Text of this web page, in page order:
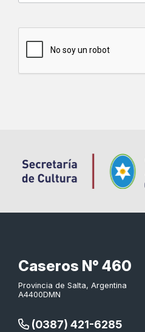
Caseros N° 460
Provincia de Salta, Argentina
A4400DMN
(0387) 421-6285